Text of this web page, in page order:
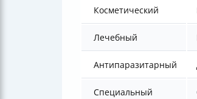
Косметический
Лечебный
Антипаразитарный
Специальный